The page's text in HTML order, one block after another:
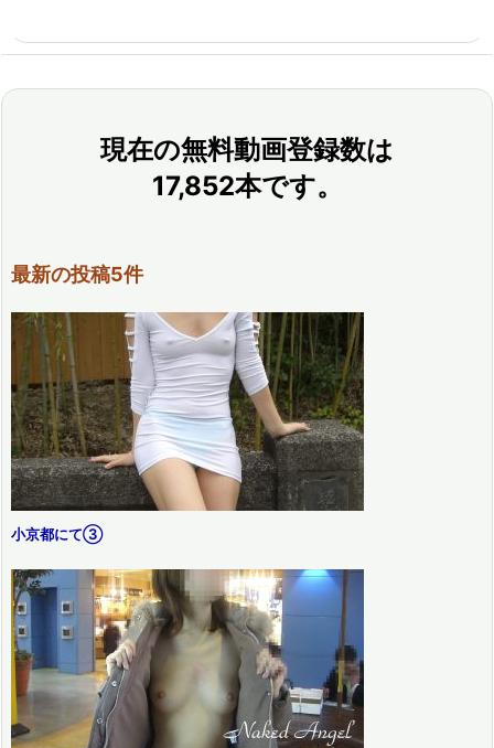
現在の無料動画登録数は
17,852本です。
最新の投稿5件
小京都にて③